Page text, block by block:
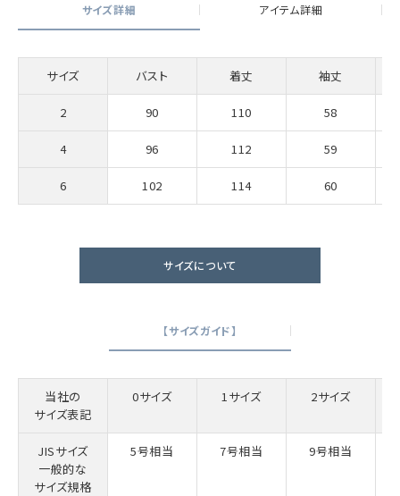
サイズ詳細 アイテム詳細
サイズ バスト 着丈 袖丈
2 90 110 58
4 96 112 59
6 102 114 60
サイズについて
【サイズガイド】
当社の
サイズ表記
0サイズ 1サイズ 2サイズ
JISサイズ
一般的な
サイズ規格
5号相当 7号相当 9号相当